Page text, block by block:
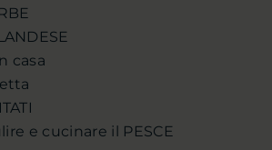
casa
e cucinare il PESCE